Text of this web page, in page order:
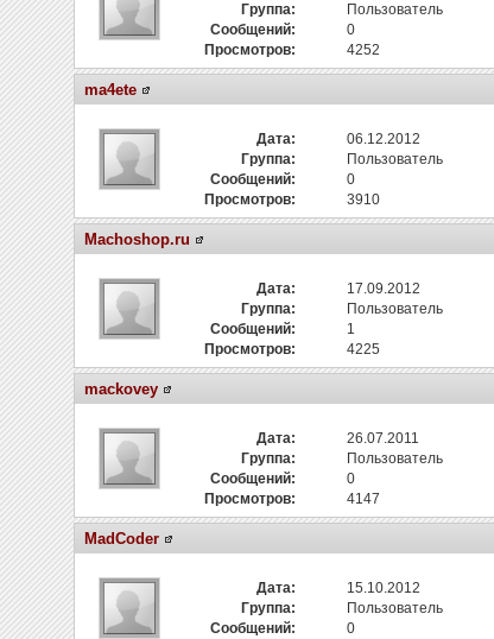
Группа:
Пользователь
Сообщений:
0
Просмотров:
4252
ma4ete
Дата:
06.12.2012
Группа:
Пользователь
Сообщений:
0
Просмотров:
3910
Machoshop.ru
Дата:
17.09.2012
Группа:
Пользователь
Сообщений:
1
Просмотров:
4225
mackovey
Дата:
26.07.2011
Группа:
Пользователь
Сообщений:
0
Просмотров:
4147
MadCoder
Дата:
15.10.2012
Группа:
Пользователь
Сообщений:
0